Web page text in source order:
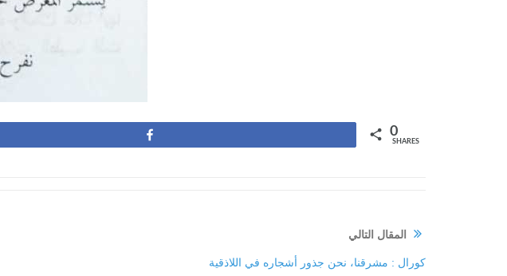
0
SHARES
المقال التالي
كورال : مشرقنا، نحن جذور أشجاره في اللاذقية